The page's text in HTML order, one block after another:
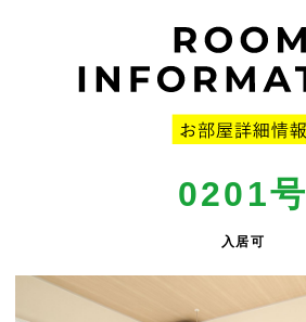
0201号
入居可